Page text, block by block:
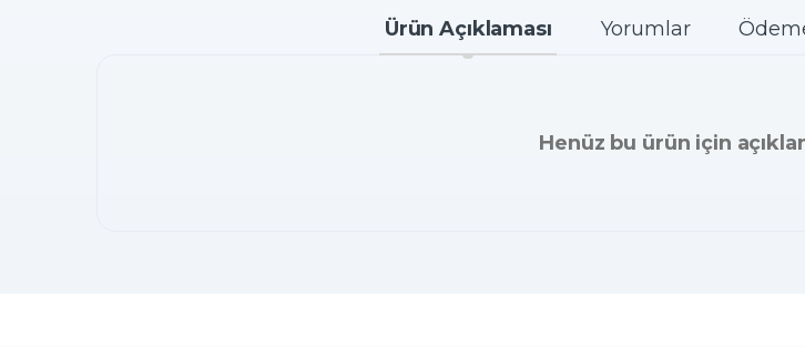
Ürün Açıklaması Yorumlar
Henüz bu ürün için